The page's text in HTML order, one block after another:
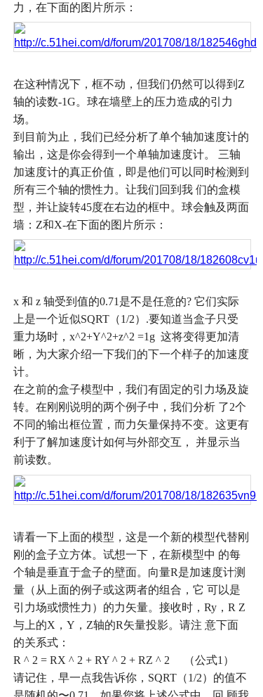
力，在下面的图片所示：
在这种情况下，框不动，但我们仍然可以得到 Z
轴的读数-1G。球在墙壁上的压力造成的引力
场。
到目前为止，我们已经分析了单个轴加速度计的
输出，这是你会得到一个单轴加速度计。
三轴
加速度计的真正价值，即是他们可以同时检测到
所有三个轴的惯性力。让我们回到我 们的盒模
型，并让旋转45度在右边的框中。球会触及两面
墙： Z和X-在下面的图片所示：
x和 z轴受到值的0.71是不是任意的?它们实际
上是一个近似SQRT （1/2） .要知道当盒子只受
重力场时，x^2+Y^2+z^2 =1g这将变得更加清
晰，为大家介绍一下我们的下一个样子的加速度
计。
在之前的盒子模型中，我们有固定的引力场及旋
转。在刚刚说明的两个例子中，我们分析 了2个
不同的输出框位置，而力矢量保持不变。这更有
利于了解加速度计如何与外部交互，
并显示当
前读数。
请看一下上面的模型，这是一个新的模型代替刚
刚的盒子立方体。试想一下，在新模型中 的每
个轴是垂直于盒子的壁面。向量R是加速度计测
量（从上面的例子或这两者的组合，它 可以是
引力场或惯性力）的力矢量。接收时，Ry ，R Z
与上的X ，Y ， Z轴的R矢量投影。请注 意下面
的关系式：
R ^ 2 = RX ^ 2 + RY ^ 2 + RZ ^ 2
（公式1 ）
请记住，早一点我告诉你， SQRT （1/2）的值不